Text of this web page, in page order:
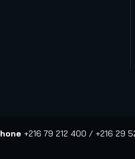
+216 79 212 400 / +216 29